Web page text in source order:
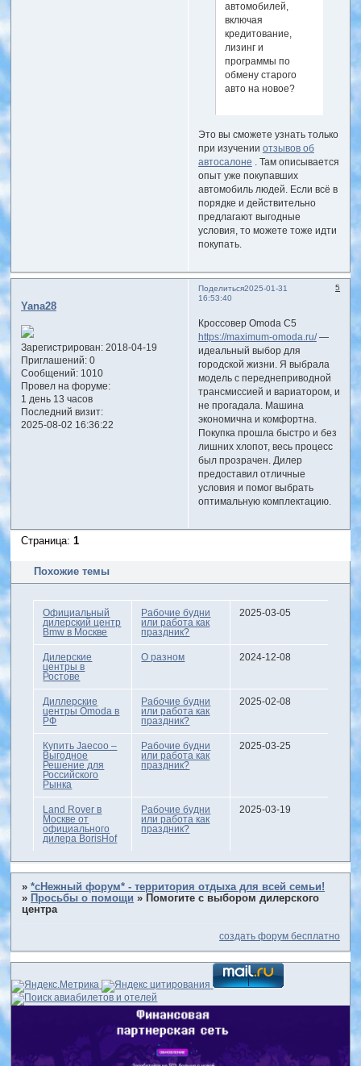
автомобилей,
включая
кредитование,
лизинг и
программы по
обмену старого
авто на новое?
Это вы сможете узнать только
при изучении отзывов об
автосалоне . Там описывается
опыт уже покупавших
автомобиль людей. Если всё в
порядке и действительно
предлагают выгодные
условия, то можете тоже идти
покупать.
Поделиться 5
2025-01-31
16:53:40
Yana28
Зарегистрирован: 2018-04-19
Приглашений:0
Сообщений:1010
Провел на форуме:
1 день 13 часов
Последний визит:
2025-08-02 16:36:22
Кроссовер Omoda C5
https://maximum-omoda.ru/—
идеальный выбор для
городской жизни. Я выбрала
модель с переднеприводной
трансмиссией и вариатором, и
не прогадала. Машина
экономична и комфортна.
Покупка прошла быстро и без
лишних хлопот, весь процесс
был прозрачен. Дилер
предоставил отличные
условия и помог выбрать
оптимальную комплектацию.
Страница:1
Похожие темы
Официальный
дилерский центр
Bmw в Москве
Рабочие будни
или работа как
праздник?
2025-03-05
Дилерские
центры в
Ростове
О разном 2024-12-08
Диллерские
центры Omoda в
РФ
Рабочие будни
или работа как
праздник?
2025-02-08
Купить Jaecoo –
Выгодное
Решение для
Российского
Рынка
Рабочие будни
или работа как
праздник?
2025-03-25
Land Rover в
Москве от
официального
дилера BorisHof
Рабочие будни
или работа как
праздник?
2025-03-19
»*сНежный форум* - территория отдыха для всей семьи!
» Просьбы о помощи » Помогите с выбором дилерского
центра
создать форум бесплатно